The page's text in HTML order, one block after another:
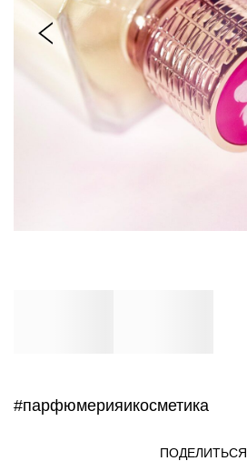
#парфюмерияикосметика
ПОДЕЛИТЬСЯ